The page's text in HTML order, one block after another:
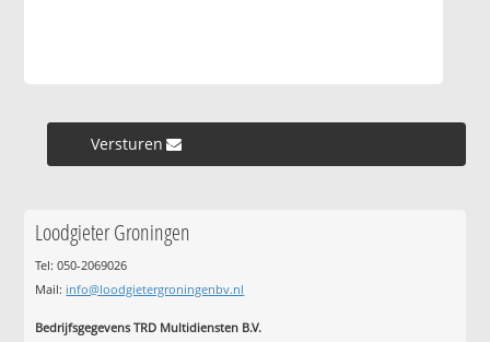
Versturen »
Loodgieter Groningen
Tel: 050-2069026
Mail: info@loodgietergroningenbv.nl
Bedrijfsgegevens TRD Multidiensten B.V.